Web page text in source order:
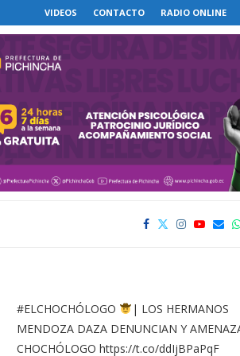
VIDEOS CONTACTO RADIO ONLINE
#ELCHOCHÓLOGO
| LOS HERMANOS
MENDOZA DAZA DENUNCIAN Y
CHOCHÓLOGO https://t.co/ddIjBPaPqF